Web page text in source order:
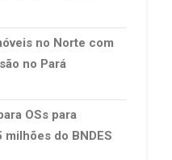
no Norte com
no Pará
OSs para
do BNDES